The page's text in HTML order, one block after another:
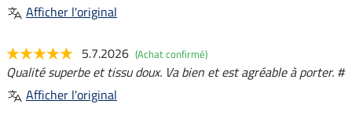
Afficher l'original
5.7.2026 (Achat confirmé)
Qualité superbe et tissu doux. Va bien et est agréable à porter. #
Afficher l'original